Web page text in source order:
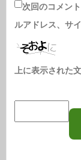
次回のコメン
ルアドレス、サ
上に表示された